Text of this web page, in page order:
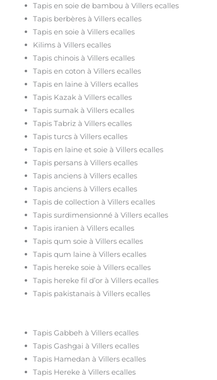
Tapis en soie de bambou à Villers ecalles
Tapis berbères à Villers ecalles
Tapis en soie à Villers ecalles
Kilims à Villers ecalles
Tapis chinois à Villers ecalles
Tapis en coton à Villers ecalles
Tapis en laine à Villers ecalles
Tapis Kazak à Villers ecalles
Tapis sumak à Villers ecalles
Tapis Tabriz à Villers ecalles
Tapis turcs à Villers ecalles
Tapis en laine et soie à Villers ecalles
Tapis persans à Villers ecalles
Tapis anciens à Villers ecalles
Tapis anciens à Villers ecalles
Tapis de collection à Villers ecalles
Tapis surdimensionné à Villers ecalles
Tapis iranien à Villers ecalles
Tapis qum soie à Villers ecalles
Tapis qum laine à Villers ecalles
Tapis hereke soie à Villers ecalles
Tapis hereke fil d’or à Villers ecalles
Tapis pakistanais à Villers ecalles
Tapis Gabbeh à Villers ecalles
Tapis Gashgai à Villers ecalles
Tapis Hamedan à Villers ecalles
Tapis Hereke à Villers ecalles